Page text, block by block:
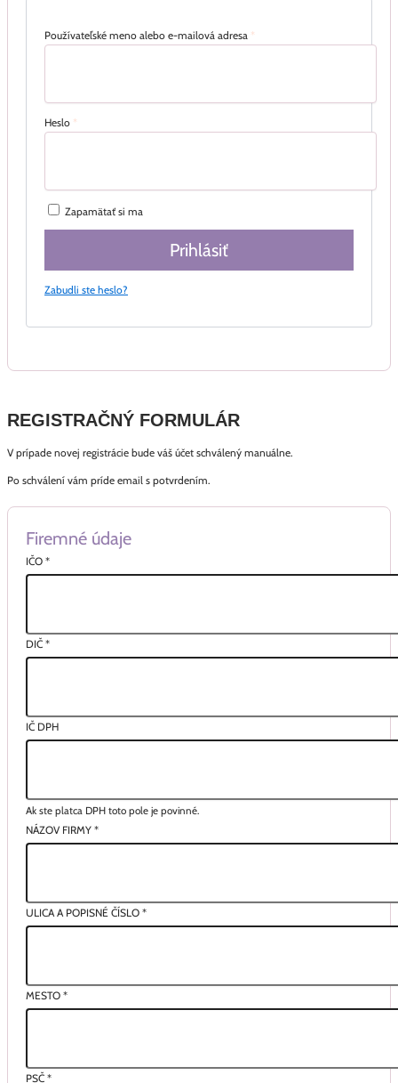
Používateľské meno alebo e-mailová adresa *
Heslo *
Zapamätať si ma
Prihlásiť
Zabudli ste heslo?
REGISTRAČNÝ FORMULÁR
V prípade novej registrácie bude váš účet schválený manuálne.
Po schválení vám príde email s potvrdením.
Firemné údaje
IČO *
DIČ *
IČ DPH
Ak ste platca DPH toto pole je povinné.
NÁZOV FIRMY *
ULICA A POPISNÉ ČÍSLO *
MESTO *
PSČ *